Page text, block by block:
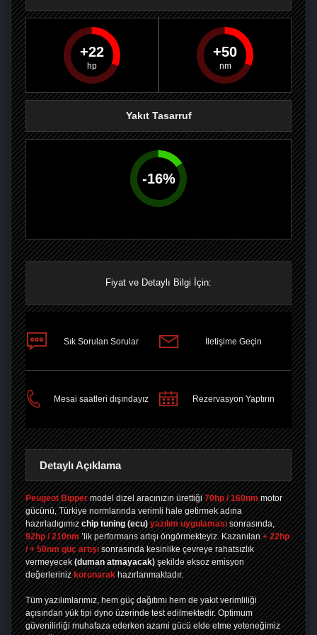
PAYLAŞPAYLAŞPLUS'TA
22 50
Yakıt Tasarruf
-16%
Fiyat ve Detaylı Bilgi İçin:
Sık Sorulan Sorular İletişime Geçin
Mesai saatleri dışındayız Rezervasyon Yaptırın
Detaylı Açıklama
Peugeot Bipper model dizel aracınızın ürettiği 70hp / 160nm motor
gücünü, Türkiye normlarında verimli hale getirmek adına
hazırladıgımız chip tuning (ecu) yazılım uygulaması sonrasında,
92hp / 210nm ’lik performans artışı öngörmekteyiz. Kazanılan + 22hp
/ + 50nm güç artışı sonrasında kesinlike çevreye rahatsızlık
vermeyecek (duman atmayacak) şekilde eksoz emisyon
değerleriniz korunarak hazırlanmaktadır.
Tüm yazılımlarımız, hem güç dağıtımı hem de yakıt verimliliği
açısından yük tipi dyno üzerinde test edilmektedir. Optimum
güvenilirliği muhafaza ederken azami gücü elde etme yeteneğimiz